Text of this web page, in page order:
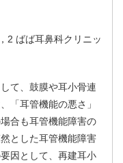
2 ばば耳鼻科クリニッ
て、鼓膜や耳小骨連
「耳管機能の悪さ」
合も耳管機能障害の
とした耳管機能障害
因として、再建耳小